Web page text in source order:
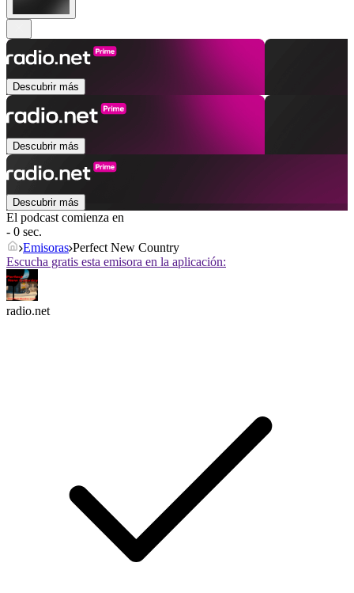
Descubrir más
Descubrir más
Descubrir más
El podcast comienza en
- 0 sec.
Emisoras Perfect New Country
Escucha gratis esta emisora en la aplicación:
radio.net